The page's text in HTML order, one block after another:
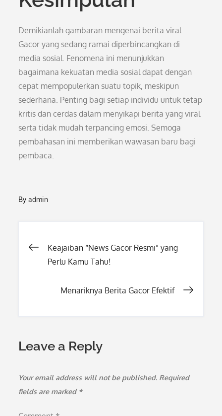
Demikianlah gambaran mengenai berita viral
Gacor yang sedang ramai diperbincangkan di
media sosial. Fenomena ini menunjukkan
bagaimana kekuatan media sosial dapat dengan
cepat mempopulerkan suatu topik, meskipun
sederhana. Penting bagi setiap individu untuk tetap
kritis dan cerdas dalam menyikapi berita yang viral
serta tidak mudah terpancing emosi. Semoga
pembahasan ini memberikan wawasan baru bagi
pembaca.
Byadmin
Post
Keajaiban “News Gacor Resmi” yang
Perlu Kamu Tahu!
Menariknya Berita Gacor Efektif
Leave a Reply
Your email address will not be published. Required
fields are marked *